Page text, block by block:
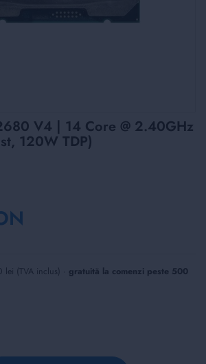
V4 | 14 Core @ 2.40GHz
120W TDP)
(TVA inclus) · gratuită la comenzi peste 500